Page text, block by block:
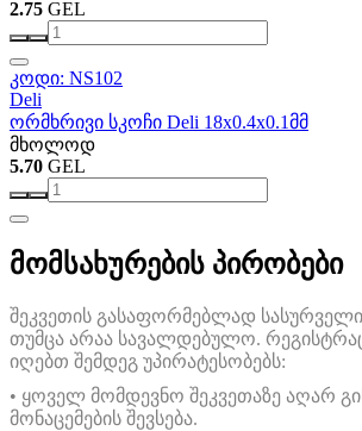
2.75 GEL
კოდი: NS102
Deli
ორმხრივი სკოჩი Deli 18x0.4x0.1მმ
მხოლოდ
5.70 GEL
მომსახურების პირობები
შეკვეთის გასაფორმებლად
თუმცა არაა სავალდებულო.
იღებთ შემდეგ უპირატესობებს:
• ყოველ მომდევნო შეკვეთაზე აღარ
მონაცემების შევსება.